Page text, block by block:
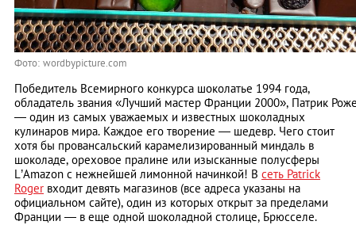
Фото: wordbypicture.com
Победитель Всемирного конкурса шоколатье 1994 года,
обладатель звания «Лучший мастер Франции 2000», Патрик
— один из самых уважаемых и известных шоколадных
кулинаров мира. Каждое его творение — шедевр. Чего стоит
хотя бы провансальский карамелизированный миндаль в
шоколаде, ореховое пралине или изысканные полусферы
L’Amazon с нежнейшей лимонной начинкой! В сеть Patrick
Roger входит девять магазинов (все адреса указаны на
официальном сайте), один из которых открыт за пределами
Франции — в еще одной шоколадной столице, Брюсселе.